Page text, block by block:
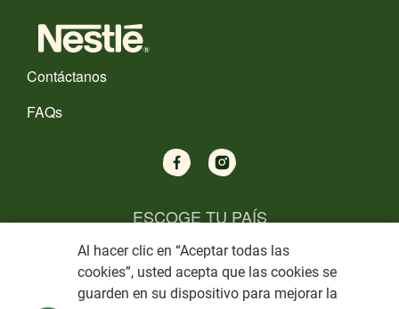
Contáctanos
FAQs
ESCOGE TU PAÍS
Términos y Condiciones
Al hacer clic en “Aceptar todas las
cookies”, usted acepta que las cookies se
guarden en su dispositivo para mejorar la